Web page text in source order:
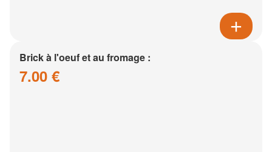
Brick à l'oeuf et au fromage :
7.00 €